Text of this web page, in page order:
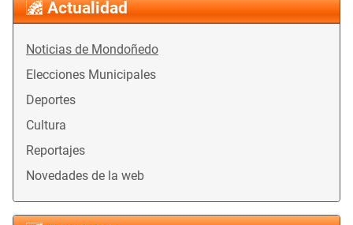
Actualidad
Noticias de Mondoñedo
Elecciones Municipales
Deportes
Cultura
Reportajes
Novedades de la web